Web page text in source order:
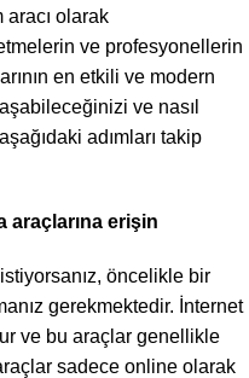
aracı olarak
ve profesyonellerin
en etkili ve modern
ve nasıl
adımları takip
araçlarına erişin
öncelikle bir
gerekmektedir. İnternet
ve bu araçlar genellikle
sadece online olarak